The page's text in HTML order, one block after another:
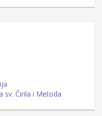
sv. Čirila i Metoda